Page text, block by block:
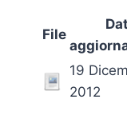
File
19
2012